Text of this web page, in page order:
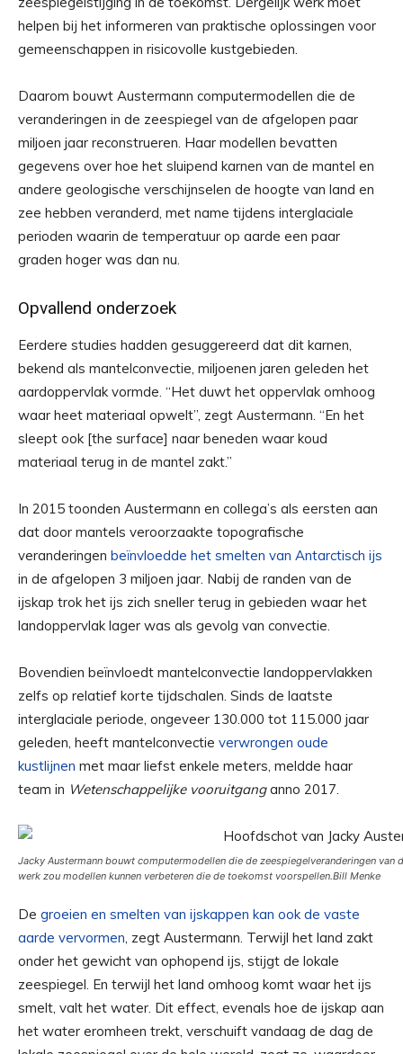
helpen bij het informeren van praktische oplossingen voor
gemeenschappen in risicovolle kustgebieden.
Daarom bouwt Austermann computermodellen die de
veranderingen in de zeespiegel van de afgelopen paar
miljoen jaar reconstrueren. Haar modellen bevatten
gegevens over hoe het sluipend karnen van de mantel en
andere geologische verschijnselen de hoogte van land en
zee hebben veranderd, met name tijdens interglaciale
perioden waarin de temperatuur op aarde een paar
graden hoger was dan nu.
Opvallend onderzoek
Eerdere studies hadden gesuggereerd dat dit karnen,
bekend als mantelconvectie, miljoenen jaren geleden het
aardoppervlak vormde. “Het duwt het oppervlak omhoog
waar heet materiaal opwelt”, zegt Austermann. “En het
sleept ook [the surface] naar beneden waar koud
materiaal terug in de mantel zakt.”
In 2015 toonden Austermann en collega’s als eersten aan
dat door mantels veroorzaakte topografische
veranderingen beïnvloedde het smelten van Antarctisch ijs
in de afgelopen 3 miljoen jaar. Nabij de randen van de
ijskap trok het ijs zich sneller terug in gebieden waar het
landoppervlak lager was als gevolg van convectie.
Bovendien beïnvloedt mantelconvectie landoppervlakken
zelfs op relatief korte tijdschalen. Sinds de laatste
interglaciale periode, ongeveer 130.000 tot 115.000 jaar
geleden, heeft mantelconvectie verwrongen oude
kustlijnen met maar liefst enkele meters, meldde haar
team in Wetenschappelijke vooruitganganno 2017.
Jacky Austermann bouwt computermodellen die de zeespiegelveranderingen van
werk zou modellen kunnen verbeteren die de toekomst voorspellen.Bill Menke
De groeien en smelten van ijskappen kan ook de vaste
aarde vervormen, zegt Austermann. Terwijl het land zakt
onder het gewicht van ophopend ijs, stijgt de lokale
zeespiegel. En terwijl het land omhoog komt waar het ijs
smelt, valt het water. Dit effect, evenals hoe de ijskap aan
het water eromheen trekt, verschuift vandaag de dag de